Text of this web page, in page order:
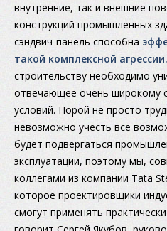
внутренние, так и внешние
конструкций промышленных
сэндвич-панель способна
такой комплексной агрессии.
строительству необходимо
отвечающее очень широкому
условий. Порой не просто
невозможно учесть все
будет подвергаться
эксплуатации, поэтому мы,
коллегами из компании Tata
которое проектировщики
смогут применять